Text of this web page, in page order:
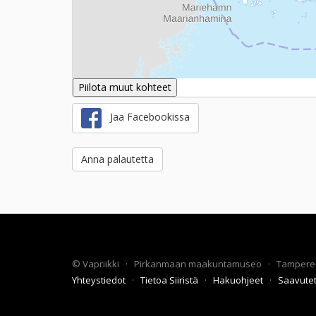
Piilota muut kohteet
Jaa Facebookissa
Anna palautetta
© Vapriikki · Pirkanmaan maakuntamuseo ·
Yhteystiedot · Tietoa Siiristä · Hakuohjeet ·